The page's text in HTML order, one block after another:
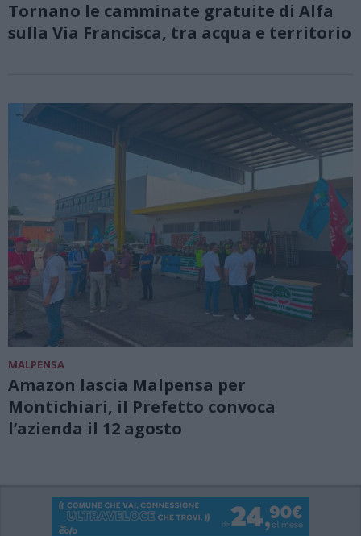
Tornano le camminate gratuite di Alfa
sulla Via Francisca, tra acqua e territorio
MALPENSA
Amazon lascia Malpensa per
Montichiari, il Prefetto convoca
l’azienda il 12 agosto